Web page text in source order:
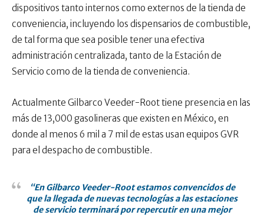
dispositivos tanto internos como externos de la tienda de
conveniencia, incluyendo los dispensarios de combustible,
de tal forma que sea posible tener una efectiva
administración centralizada, tanto de la Estación de
Servicio como de la tienda de conveniencia.
Actualmente Gilbarco Veeder-Root tiene presencia en las
más de 13,000 gasolineras que existen en México, en
donde al menos 6 mil a 7 mil de estas usan equipos GVR
para el despacho de combustible.
“En Gilbarco Veeder-Root estamos convencidos de
que la llegada de nuevas tecnologías a las estaciones
de servicio terminará por repercutir en una mejor